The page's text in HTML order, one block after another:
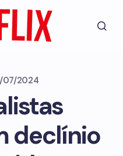
07/2024
declínio